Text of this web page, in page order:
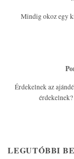
Mindig okoz egy
Érdekelnek az
LEGUTÓBBI